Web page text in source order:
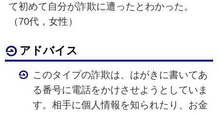
て初めて自分が詐欺に遭ったとわかった。
（70代，女性）
アドバイス
このタイプの詐欺は、はがきに書いてあ
る番号に電話をかけさせようとしていま
す。相手に個人情報を知られたり、お金